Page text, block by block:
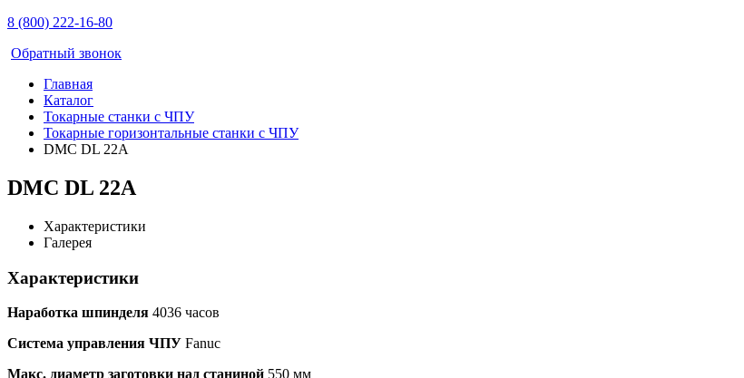
8 (800) 222-16-80
Обратный звонок
Главная
Каталог
Токарные станки с ЧПУ
Токарные горизонтальные станки с ЧПУ
DMC DL 22A
DMC DL 22A
Характеристики
Галерея
Характеристики
Наработка шпинделя 4036 часов
Система управления ЧПУ Fanuc
Макс. диаметр заготовки над станиной 550 мм